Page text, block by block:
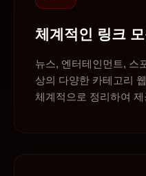
체계적인 링크
뉴스, 엔터테인먼트, 스
상의 다양한 카테고리
체계적으로 정리하여